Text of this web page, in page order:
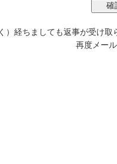
）経ちましても返事が受け
再度メー